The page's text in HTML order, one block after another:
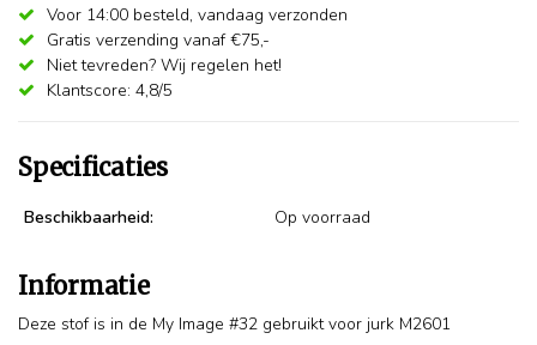
Voor 14:00 besteld, vandaag verzonden
Gratis verzending vanaf €75,-
Niet tevreden? Wij regelen het!
Klantscore: 4,8/5
Specificaties
Beschikbaarheid: Op voorraad
Informatie
Deze stof is in de My Image #32 gebruikt voor jurk M2601